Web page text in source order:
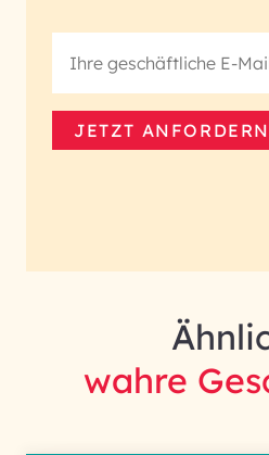
JETZT ANFORDERN
wahre